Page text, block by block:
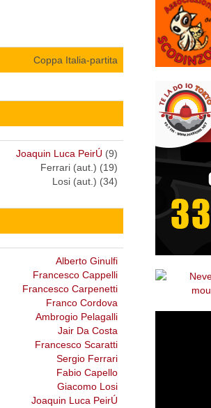
Coppa Italia-partita
Joaquin Luca PeirÚ (9)
Ferrari (aut.) (19)
Losi (aut.) (34)
Alberto Ginulfi
Francesco Cappelli
Francesco Carpenetti
Franco Cordova
Ambrogio Pelagalli
Jair Da Costa
Francesco Scaratti
Sergio Ferrari
Fabio Capello
Giacomo Losi
Joaquin Luca PeirÚ